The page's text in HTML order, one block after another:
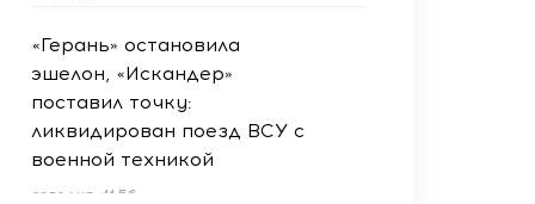
«Герань» остановила
эшелон, «Искандер»
поставил точку:
ликвидирован поезд ВСУ с
военной техникой
сегодня, 11:56